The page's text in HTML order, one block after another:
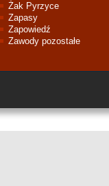
Żak Pyrzyce
Zapasy
Zapowiedź
Zawody pozostałe